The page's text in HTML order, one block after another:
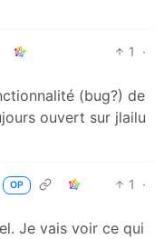
1
·
(bug?) de
ouvert sur jlailu
OP 1
·
Je vais voir ce qui